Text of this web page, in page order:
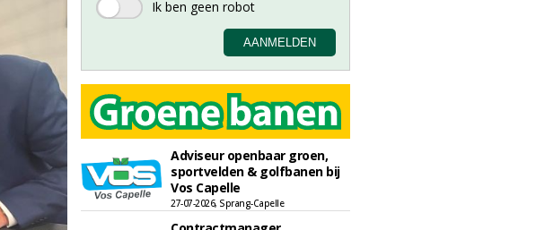
Adviseur openbaar groen,
sportvelden & golfbanen bij
Vos Capelle
27-07-2026, Sprang-Capelle